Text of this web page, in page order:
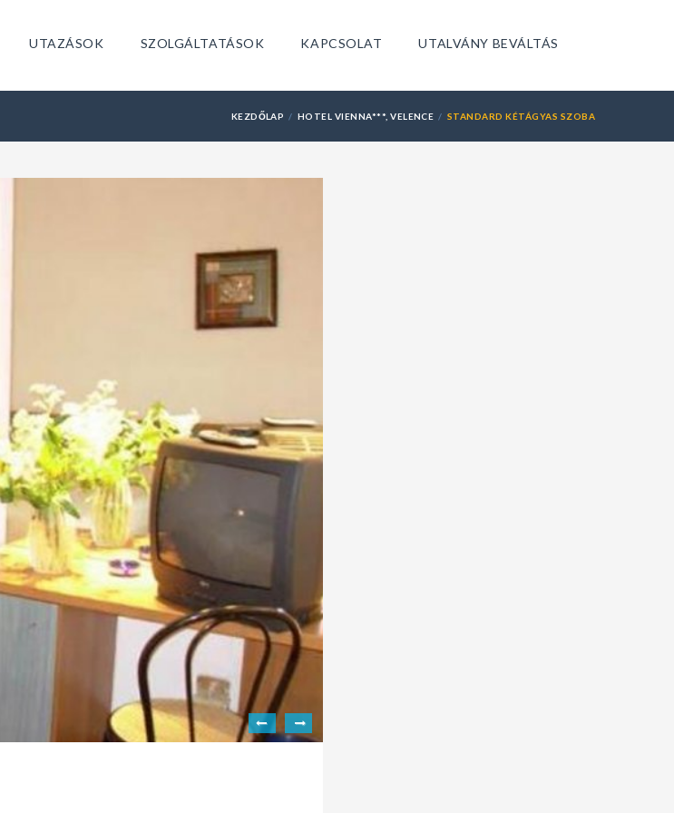
UTAZÁSOK SZOLGÁLTATÁSOK KAPCSOLAT UTALVÁNY BEVÁLTÁS
KEZDŐLAP HOTEL VIENNA***, VELENCE STANDARD KÉTÁGYAS SZOBA